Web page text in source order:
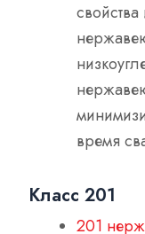
время
Класс 201
201